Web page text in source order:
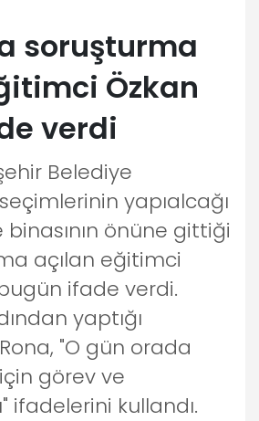
soruşturma
Özkan
verdi
Belediye
yapıalcağı
önüne gittiği
açılan eğitimci
ifade verdi.
yaptığı
"O gün orada
görev ve
ifadelerini kullandı.